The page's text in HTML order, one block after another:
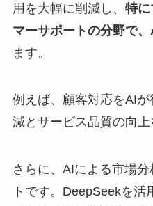
用を大幅に削減し、 特に
マーサポートの分野で
ます。
例えば、顧客対応をAI
減とサービス品質の向上
さらに、AIによる市場
トです。DeepSeekを